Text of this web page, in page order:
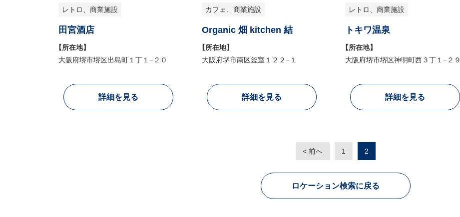
レトロ、商業施設
田宮酒店
【所在地】
大阪府堺市堺区出島町１丁１−２０
詳細を見る
カフェ、商業施設
Organic 畑 kitchen 結
【所在地】
大阪府堺市南区釜室１２２−１
詳細を見る
レトロ、商業施設
トキワ温泉
【所在地】
大阪府堺市堺区神明町西３丁１−２９
詳細を見る
< 前へ 1 2
ロケーション検索に戻る